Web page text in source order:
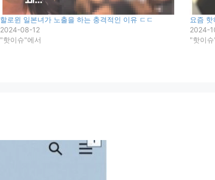
할로윈 일본녀가 노출을 하는 충격적인 이유 ㄷㄷ
2024-08-12
"핫이슈"에서
요즘
2024-
"핫이